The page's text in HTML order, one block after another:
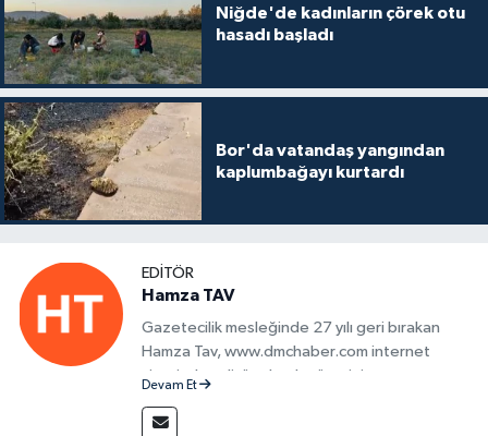
Niğde'de kadınların çörek otu
hasadı başladı
Bor'da vatandaş yangından
kaplumbağayı kurtardı
EDITÖR
Hamza TAV
Gazetecilik mesleğinde 27 yılı geri bırakan
Hamza Tav, www.dmchaber.com internet
sitesinde editör olarak görevini
Devam Et